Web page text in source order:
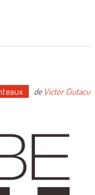
de Victor Ciutacu